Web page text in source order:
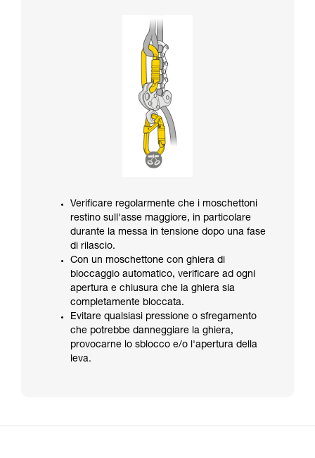
Verificare regolarmente che i moschettoni
restino sull'asse maggiore, in particolare
durante la messa in tensione dopo una fase
di rilascio.
Con un moschettone con ghiera di
bloccaggio automatico, verificare ad ogni
apertura e chiusura che la ghiera sia
completamente bloccata.
Evitare qualsiasi pressione o sfregamento
che potrebbe danneggiare la ghiera,
provocarne lo sblocco e/o l'apertura della
leva.